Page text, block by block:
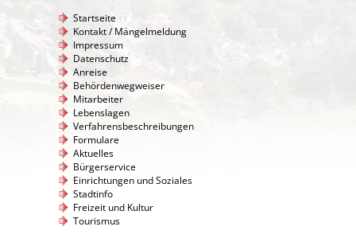
Startseite
Kontakt / Mängelmeldung
Impressum
Datenschutz
Anreise
Behördenwegweiser
Mitarbeiter
Lebenslagen
Verfahrensbeschreibungen
Formulare
Aktuelles
Bürgerservice
Einrichtungen und Soziales
Stadtinfo
Freizeit und Kultur
Tourismus